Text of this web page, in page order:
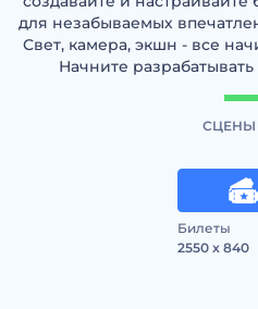
для незабываемых
Свет, камера, экшн - все
Начните
СЦЕНЫ
Билеты
2550 x 840